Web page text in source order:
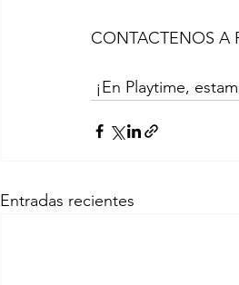
CONTACTENOS A
¡En Playtime,
Entradas recientes